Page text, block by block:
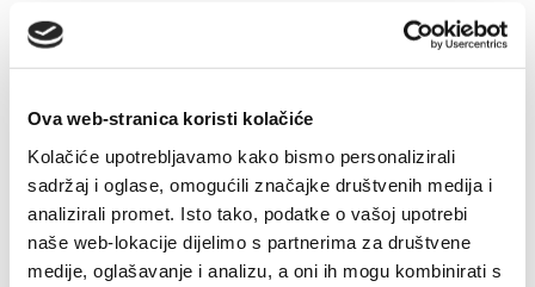
Ova web-stranica koristi kolačiće
Kolačiće upotrebljavamo kako bismo personalizirali
sadržaj i oglase, omogućili značajke društvenih medija i
analizirali promet. Isto tako, podatke o vašoj upotrebi
naše web-lokacije dijelimo s partnerima za društvene
medije, oglašavanje i analizu, a oni ih mogu kombinirati s
Villa Nika, Kamberovo šetalište 30,